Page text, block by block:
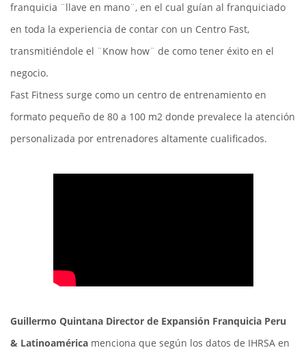
franquicia ¨llave en mano¨, en el cual guían al franquiciado
en toda la experiencia de contar con un Centro Fast,
transmitiéndole el ¨Know how¨ de como tener éxito en el
negocio.
Fast Fitness surge como un centro de entrenamiento en
formato pequeño de 80 a 100 m2 donde prevalece la atención
personalizada por entrenadores altamente cualificados.
Guillermo Quintana Director de Expansión Franquicia Peru
& Latinoamérica menciona que según los datos de IHRSA en